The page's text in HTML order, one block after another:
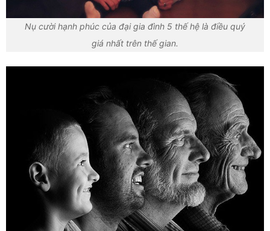
Nụ cười hạnh phúc của đại gia đình 5 thế hệ là điều quý
giá nhất trên thế gian.